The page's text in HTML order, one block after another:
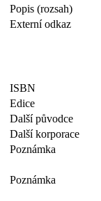
Popis (rozsah)
Externí odkaz
ISBN
Edice
Další původce
Další korporace
Poznámka
Poznámka